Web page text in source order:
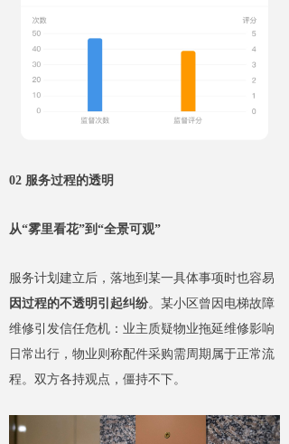
02 服务过程的透明
从“雾里看花”到“全景可观”
服务计划建立后，落地到某一具体事项时也容易
因过程的不透明引起纠纷。某小区曾因电梯故障
维修引发信任危机：业主质疑物业拖延维修影响
日常出行，物业则称配件采购需周期属于正常流
程。双方各持观点，僵持不下。